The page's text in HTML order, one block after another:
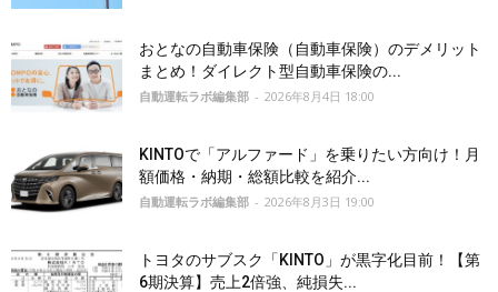
おとなの自動車保険（自動車保険）のデメリット
まとめ！ダイレクト型自動車保険の...
自動運転ラボ編集部 - 2026年8月4日 18:00
KINTOで「アルファード」を乗りたい方向け！月
額価格・納期・総額比較を紹介...
自動運転ラボ編集部 - 2026年8月3日 19:00
トヨタのサブスク「KINTO」が黒字化目前！【第
6期決算】売上2倍強、純損失...